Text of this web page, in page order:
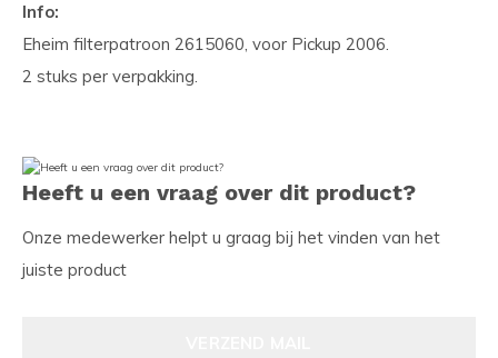
Info:
Eheim filterpatroon 2615060, voor Pickup 2006.
2 stuks per verpakking.
Heeft u een vraag over dit product?
Onze medewerker helpt u graag bij het vinden van het
juiste product